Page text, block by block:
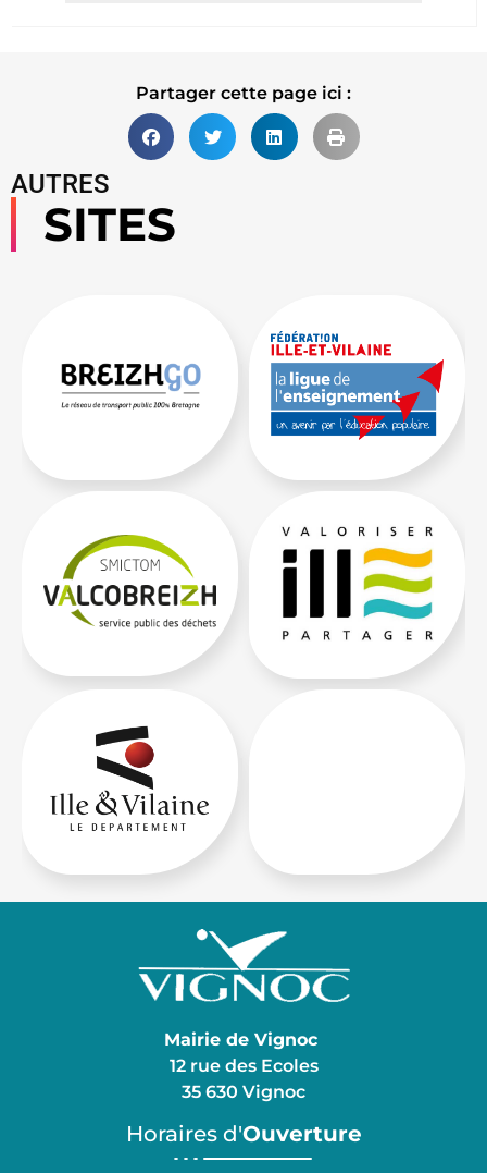
Partager cette page ici :
AUTRES
SITES
Mairie de Vignoc
12 rue des Ecoles
35 630 Vignoc
Horaires d'Ouverture